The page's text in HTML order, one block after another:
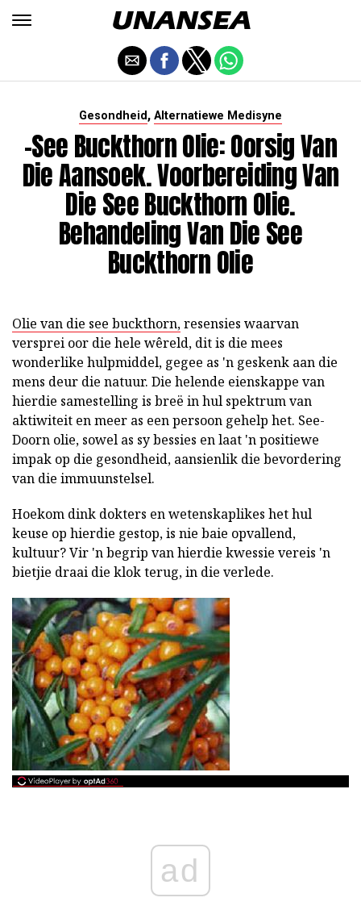
Gesondheid, Alternatiewe Medisyne
-See Buckthorn Olie: Oorsig Van
Die Aansoek. Voorbereiding Van
Die See Buckthorn Olie.
Behandeling Van Die See
Buckthorn Olie
Olie van die see buckthorn,resensies waarvan
versprei oor die hele wêreld, dit is die mees
wonderlike hulpmiddel, gegee as 'n geskenk aan die
mens deur die natuur. Die helende eienskappe van
hierdie samestelling is breë in hul spektrum van
aktiwiteit en meer as een persoon gehelp het. See-
Doorn olie, sowel as sy bessies en laat 'n positiewe
impak op die gesondheid, aansienlik die bevordering
van die immuunstelsel.
Hoekom dink dokters en wetenskaplikes het hul
keuse op hierdie gestop, is nie baie opvallend,
kultuur? Vir 'n begrip van hierdie kwessie vereis 'n
bietjie draai die klok terug, in die verlede.
ad